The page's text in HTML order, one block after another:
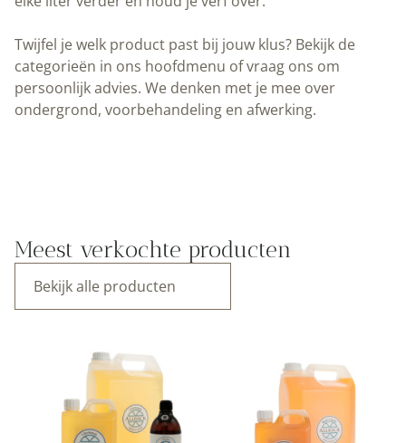
Twijfel je welk product past bij jouw klus? Bekijk de
categorieën in ons hoofdmenu of vraag ons om
persoonlijk advies. We denken met je mee over
ondergrond, voorbehandeling en afwerking.
Meest verkochte producten
Bekijk alle producten